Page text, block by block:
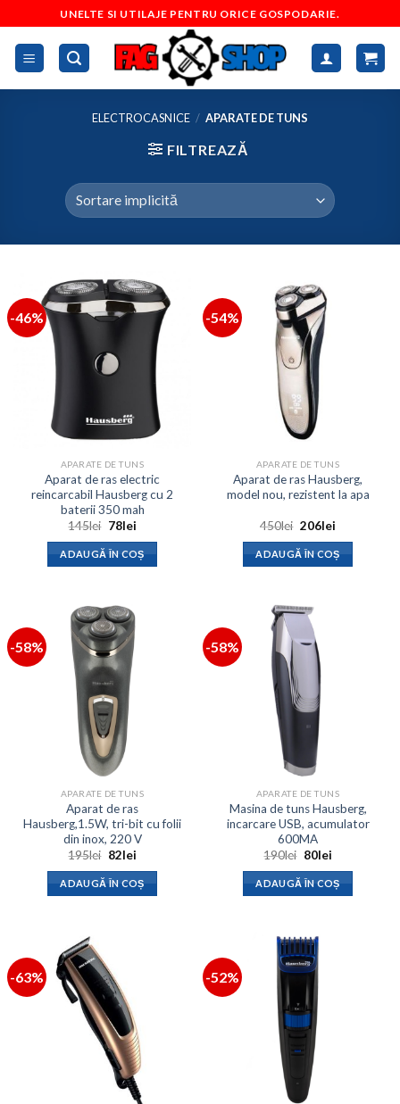
to
content
UNELTE SI UTILAJE PENTRU ORICE GOSPODARIE.
ELECTROCASNICE / APARATE DE TUNS
FILTREAZĂ
-46%
APARATE DE TUNS
Aparat de ras electric
reincarcabil Hausberg cu 2
baterii 350 mah
145lei Prețul
a
fost:
145lei.
78leiPrețul
este:
78lei.
ADAUGĂ ÎN COȘ
-54%
APARATE DE TUNS
Aparat de ras Hausberg,
model nou, rezistent la apa
450lei Prețul
a
fost:
450lei.
206leiPrețul
este:
206lei.
ADAUGĂ ÎN COȘ
-58%
APARATE DE TUNS
Aparat de ras
Hausberg,1.5W, tri-bit cu folii
din inox, 220 V
195lei Prețul
a
fost:
195lei.
82leiPrețul
este:
82lei.
ADAUGĂ ÎN COȘ
-58%
APARATE DE TUNS
Masina de tuns Hausberg,
incarcare USB, acumulator
600MA
190lei Prețul
a
fost:
190lei.
80leiPrețul
este:
80lei.
ADAUGĂ ÎN COȘ
-63% -52%